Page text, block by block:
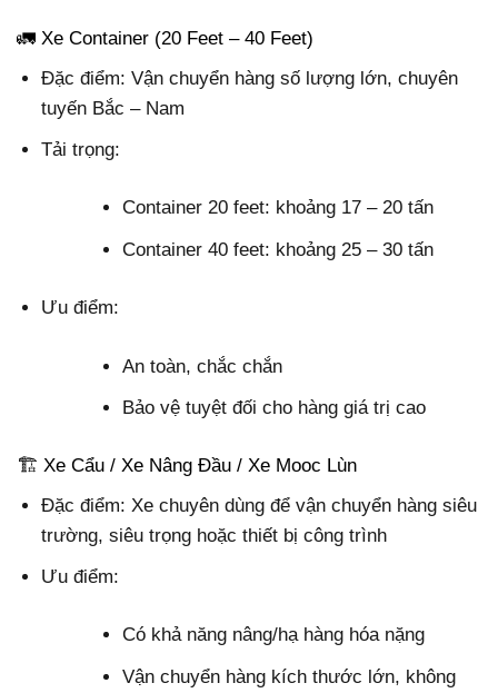
🚛 Xe Container (20 Feet – 40 Feet)
Đặc điểm: Vận chuyển hàng số lượng lớn, chuyên
tuyến Bắc – Nam
Tải trọng:
Container 20 feet: khoảng 17 – 20 tấn
Container 40 feet: khoảng 25 – 30 tấn
Ưu điểm:
An toàn, chắc chắn
Bảo vệ tuyệt đối cho hàng giá trị cao
🏗️ Xe Cẩu / Xe Nâng Đầu / Xe Mooc Lùn
Đặc điểm: Xe chuyên dùng để vận chuyển hàng siêu
trường, siêu trọng hoặc thiết bị công trình
Ưu điểm:
Có khả năng nâng/hạ hàng hóa nặng
Vận chuyển hàng kích thước lớn, không